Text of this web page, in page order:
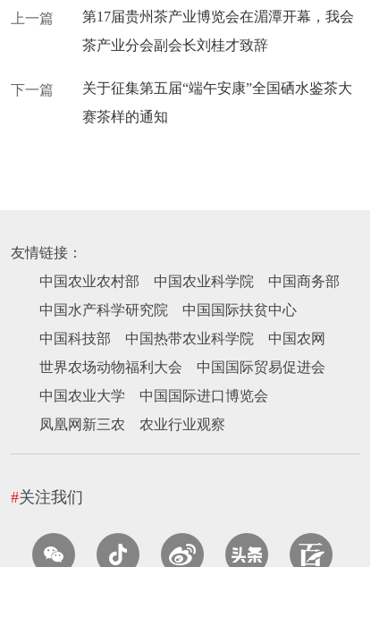
上一篇
第17届贵州茶产业博览会在湄潭开幕，我会
茶产业分会副会长刘桂才致辞
下一篇
关于征集第五届“端午安康”全国硒水鉴茶大
赛茶样的通知
友情链接：
中国农业农村部
中国农业科学院
中国商务部
中国水产科学研究院
中国国际扶贫中心
中国科技部
中国热带农业科学院
中国农网
世界农场动物福利大会
中国国际贸易促进会
中国农业大学
中国国际进口博览会
凤凰网新三农
农业行业观察
#关注我们